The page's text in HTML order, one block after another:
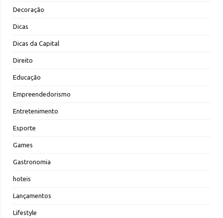
Decoração
Dicas
Dicas da Capital
Direito
Educação
Empreendedorismo
Entretenimento
Esporte
Games
Gastronomia
hoteis
Lançamentos
Lifestyle